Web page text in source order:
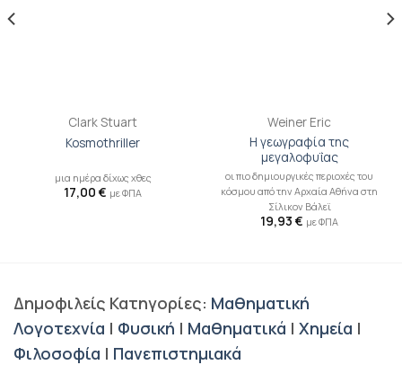
Clark Stuart
Kosmothriller
μια ημέρα δίχως χθες
17,00 € με ΦΠΑ
Weiner Eric
Η γεωγραφία της
μεγαλοφυΐας
οι πιο δημιουργικές περιοχές του
κόσμου από την Αρχαία Αθήνα στη
Σίλικον Βάλεϊ
19,93 € με ΦΠΑ
Δημοφιλείς Κατηγορίες: Μαθηματική
Λογοτεχνία | Φυσική | Μαθηματικά | Χημεία |
Φιλοσοφία | Πανεπιστημιακά